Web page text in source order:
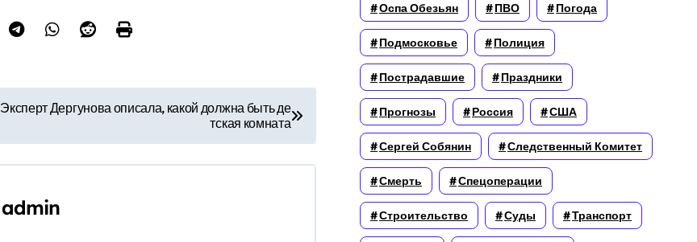
Эксперт Дергунова описала, какой должна быть де
тская комната
admin
Оспа Обезьян ПВО Погода
Подмосковье Полиция
Пострадавшие Праздники
Прогнозы Россия США
Сергей Собянин Следственный Комитет
Смерть Спецоперации
Строительство Суды Транспорт